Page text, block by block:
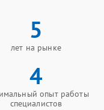
5
лет на рынке
4
опыт работы
специалистов